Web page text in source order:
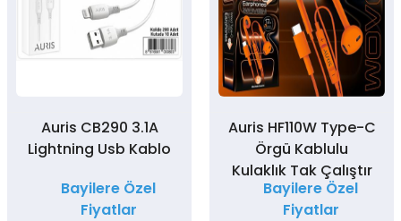
Auris CB290 3.1A
Lightning Usb Kablo
Bayilere Özel
Fiyatlar
Auris HF110W Type-C
Örgü Kablulu
Kulaklık Tak Çalıştır
Bayilere Özel
Fiyatlar